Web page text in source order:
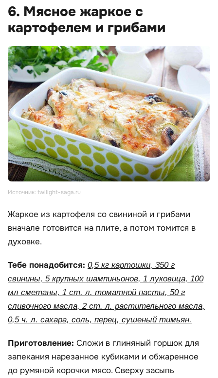
6. Мясное жаркое с
картофелем и грибами
Источник: twilight-saga.ru
Жаркое из картофеля со свининой и грибами
вначале готовится на плите, а потом томится в
духовке.
Тебе понадобится: 0,5 кг картошки, 350 г
свинины, 5 крупных шампиньонов, 1 луковица, 100
мл сметаны, 1 ст. л. томатной пасты, 50 г
сливочного масла, 2 ст. л. растительного масла,
0,5 ч. л. сахара, соль, перец, сушеный тимьян.
Приготовление: Сложи в глиняный горшок для
запекания нарезанное кубиками и обжаренное
до румяной корочки мясо. Сверху засыпь